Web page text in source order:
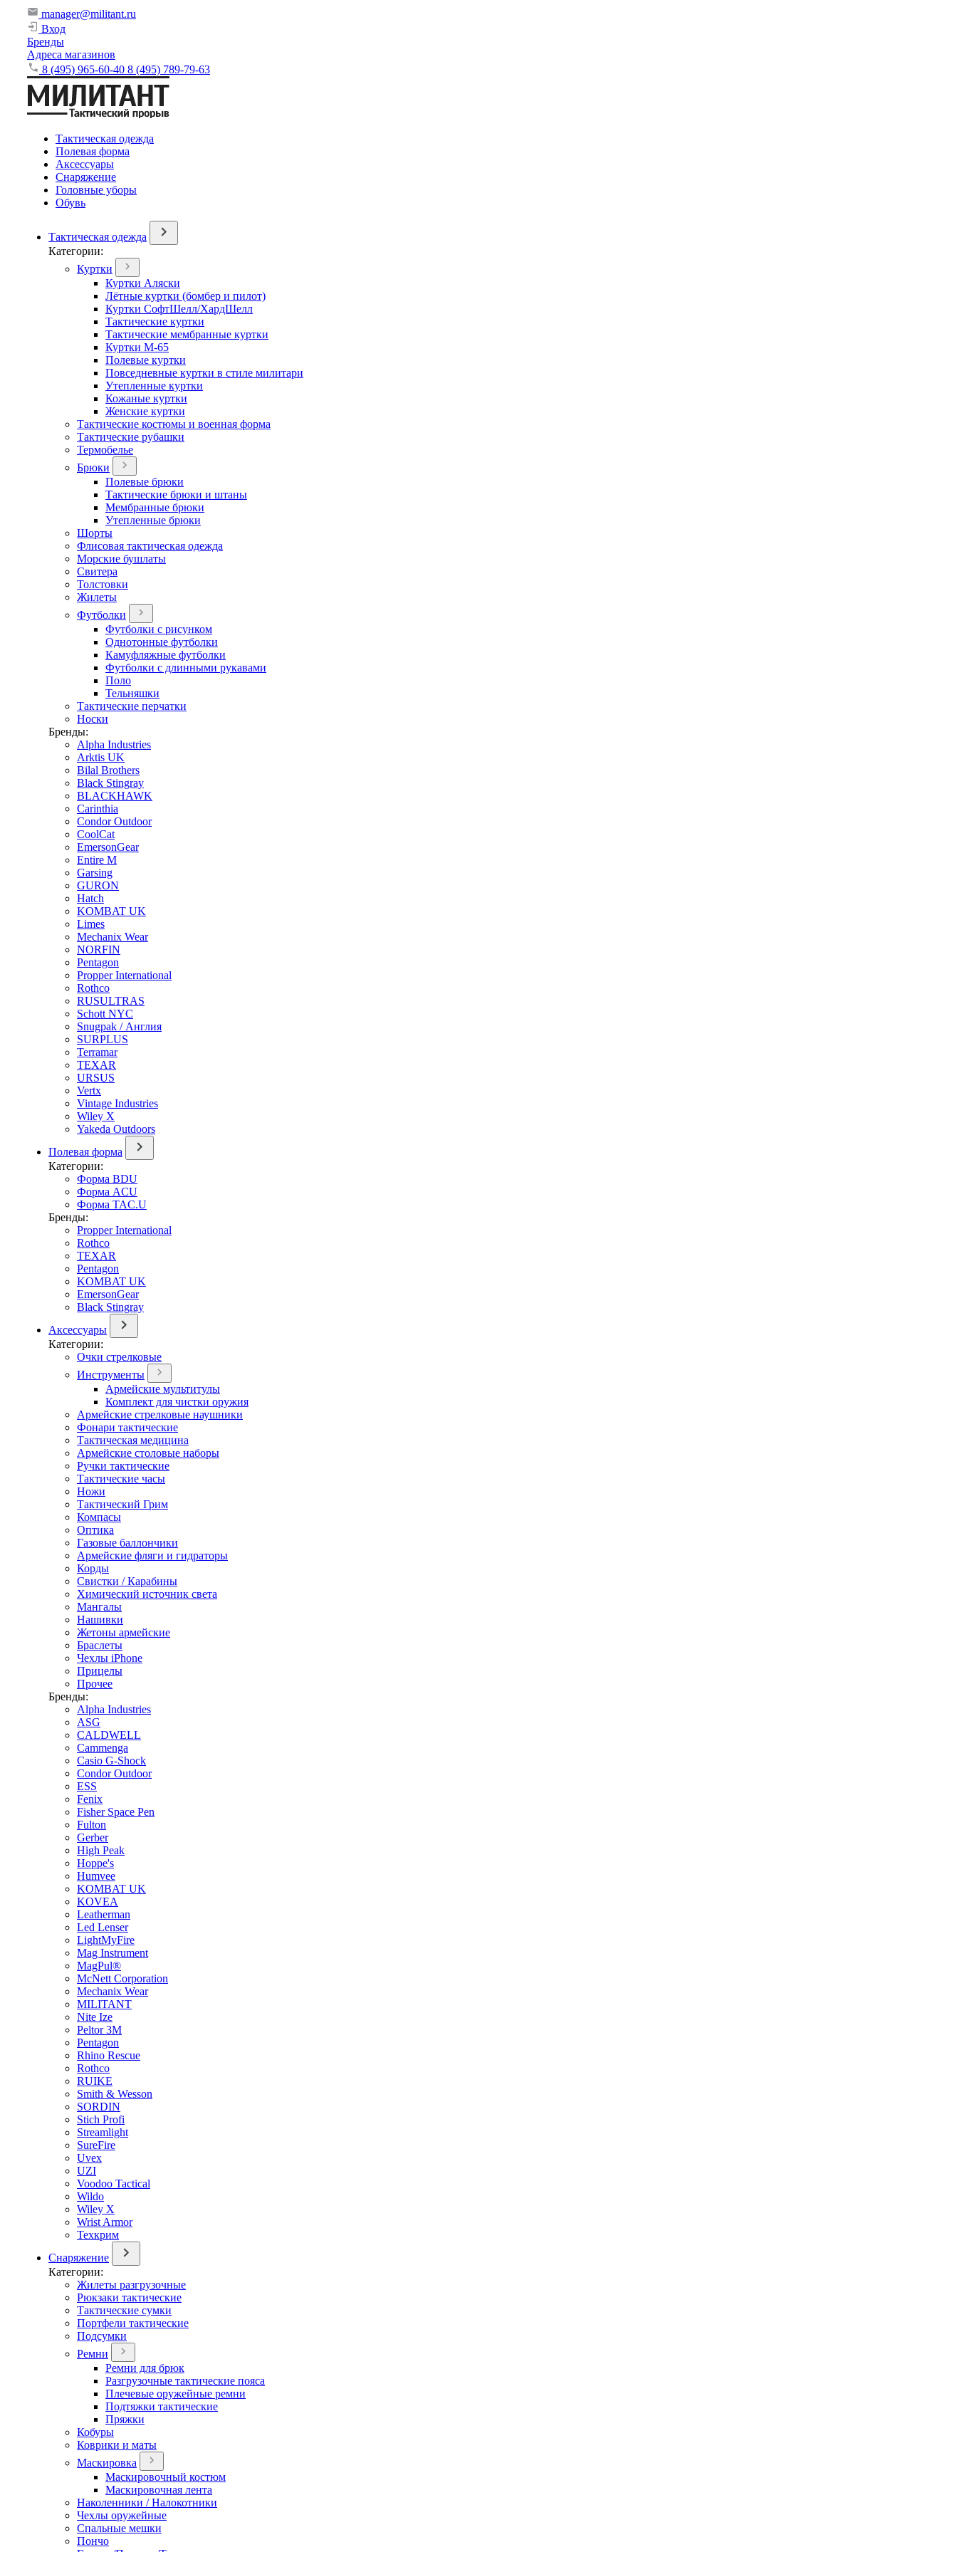
manager@militant.ru
Вход
Бренды
Адреса магазинов
8 (495) 965-60-40 8 (495) 789-79-63
Тактическая одежда
Полевая форма
Аксессуары
Снаряжение
Головные уборы
Обувь
Тактическая одежда
Категории:
Куртки
Куртки Аляски
Лётные куртки (бомбер и пилот)
Куртки СофтШелл/ХардШелл
Тактические куртки
Тактические мембранные куртки
Куртки М-65
Полевые куртки
Повседневные куртки в стиле милитари
Утепленные куртки
Кожаные куртки
Женские куртки
Тактические костюмы и военная форма
Тактические рубашки
Термобелье
Брюки
Полевые брюки
Тактические брюки и штаны
Мембранные брюки
Утепленные брюки
Шорты
Флисовая тактическая одежда
Морские бушлаты
Свитера
Толстовки
Жилеты
Футболки
Футболки с рисунком
Однотонные футболки
Камуфляжные футболки
Футболки с длинными рукавами
Поло
Тельняшки
Тактические перчатки
Носки
Бренды:
Alpha Industries
Arktis UK
Bilal Brothers
Black Stingray
BLACKHAWK
Carinthia
Condor Outdoor
CoolCat
EmersonGear
Entire M
Garsing
GURON
Hatch
KOMBAT UK
Limes
Mechanix Wear
NORFIN
Pentagon
Propper International
Rothco
RUSULTRAS
Schott NYC
Snugpak / Англия
SURPLUS
Terramar
TEXAR
URSUS
Vertx
Vintage Industries
Wiley X
Yakeda Outdoors
Полевая форма
Категории:
Форма BDU
Форма ACU
Форма TAC.U
Бренды:
Propper International
Rothco
TEXAR
Pentagon
KOMBAT UK
EmersonGear
Black Stingray
Аксессуары
Категории:
Очки стрелковые
Инструменты
Армейские мультитулы
Комплект для чистки оружия
Армейские стрелковые наушники
Фонари тактические
Тактическая медицина
Армейские столовые наборы
Ручки тактические
Тактические часы
Ножи
Тактический Грим
Компасы
Оптика
Газовые баллончики
Армейские фляги и гидраторы
Корды
Свистки / Карабины
Химический источник света
Мангалы
Нашивки
Жетоны армейские
Браслеты
Чехлы iPhone
Прицелы
Прочее
Бренды:
Alpha Industries
ASG
CALDWELL
Cammenga
Casio G-Shock
Condor Outdoor
ESS
Fenix
Fisher Space Pen
Fulton
Gerber
High Peak
Hoppe's
Humvee
KOMBAT UK
KOVEA
Leatherman
Led Lenser
LightMyFire
Mag Instrument
MagPul®
McNett Corporation
Mechanix Wear
MILITANT
Nite Ize
Peltor 3M
Pentagon
Rhino Rescue
Rothco
RUIKE
Smith & Wesson
SORDIN
Stich Profi
Streamlight
SureFire
Uvex
UZI
Voodoo Tactical
Wildo
Wiley X
Wrist Armor
Техкрим
Снаряжение
Категории:
Жилеты разгрузочные
Рюкзаки тактические
Тактические сумки
Портфели тактические
Подсумки
Ремни
Ремни для брюк
Разгрузочные тактические пояса
Плечевые оружейные ремни
Подтяжки тактические
Пряжки
Кобуры
Коврики и маты
Маскировка
Маскировочный костюм
Маскировочная лента
Наколенники / Налокотники
Чехлы оружейные
Спальные мешки
Пончо